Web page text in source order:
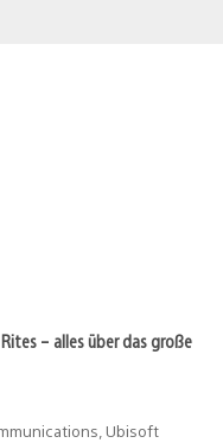
– alles über das große
Ubisoft